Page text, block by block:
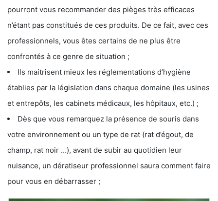
pourront vous recommander des pièges très efficaces
n’étant pas constitués de ces produits. De ce fait, avec ces
professionnels, vous êtes certains de ne plus être
confrontés à ce genre de situation ;
Ils maitrisent mieux les réglementations d’hygiène
établies par la législation dans chaque domaine (les usines
et entrepôts, les cabinets médicaux, les hôpitaux, etc.) ;
Dès que vous remarquez la présence de souris dans
votre environnement ou un type de rat (rat d’égout, de
champ, rat noir …), avant de subir au quotidien leur
nuisance, un dératiseur professionnel saura comment faire
pour vous en débarrasser ;